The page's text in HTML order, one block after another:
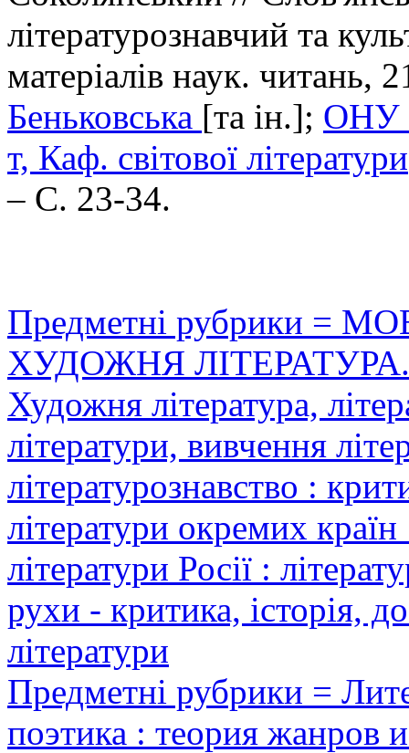
літературознавчий та
матеріалів наук. читань,
Беньковська [та ін.]; ОНУ
т, Каф. світової літератури
– С. 23-34.
Предметні рубрики =
ХУДОЖНЯ
Художня література,
літератури, вивчення
літературознавство :
літератури окремих
літератури Росії :
рухи - критика, історія,
літератури
Предметні рубрики =
поэтика : теория жанров